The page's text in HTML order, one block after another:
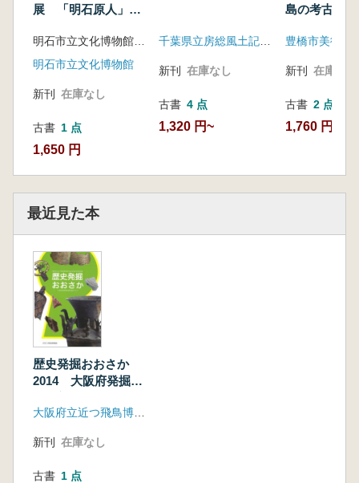
展 「明石原人」の
明石市立文化博物館
新刊 在庫なし
古書 1 点
1,650 円
新刊 在庫なし
古書 4 点
1,320 円~
島の考古学
豊橋市美術博
新刊 在庫なし
古書 2 点
1,760 円~
最近見た本
歴史発掘おおさか
2014 大阪府発掘調
新刊 在庫なし
古書 1 点